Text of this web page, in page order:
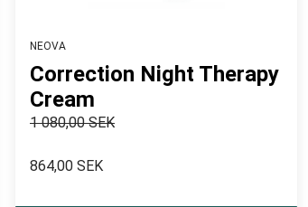
NEOVA
Correction Night Therapy
Cream
1 080,00 SEK
864,00 SEK